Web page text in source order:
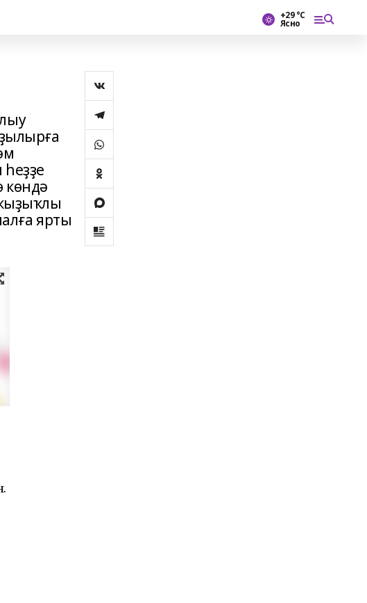
+29 °С
Ясно
көндә
ярты